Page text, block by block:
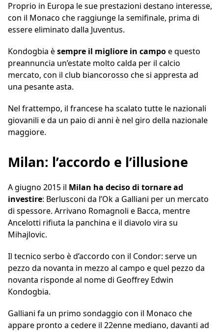
Proprio in Europa le sue prestazioni destano interesse,
con il Monaco che raggiunge la semifinale, prima di
essere eliminato dalla Juventus.
Kondogbia èsempre il migliore in campoe questo
preannuncia un’estate molto calda per il calcio
mercato, con il club biancorosso che si appresta ad
una pesante asta.
Nel frattempo, il francese ha scalato tutte le nazionali
giovanili e da un paio di anni è nel giro della nazionale
maggiore.
Milan: l’accordo e l’illusione
A giugno 2015 il Milan ha deciso di tornare ad
investire: Berlusconi da l’Ok a Galliani per un mercato
di spessore. Arrivano Romagnoli e Bacca, mentre
Ancelotti rifiuta la panchina e il diavolo vira su
Mihajlovic.
Il tecnico serbo è d’accordo con il Condor: serve un
pezzo da novanta in mezzo al campo e quel pezzo da
novanta risponde al nome di Geoffrey Edwin
Kondogbia.
Galliani fa un primo sondaggio con il Monaco che
appare pronto a cedere il 22enne mediano, davanti ad